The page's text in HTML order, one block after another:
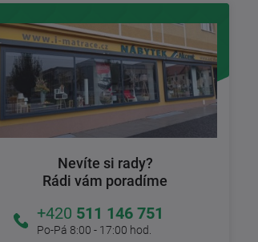
Nevíte si rady?
Rádi vám poradíme
+420 511 146 751
Po-Pá 8:00 - 17:00 hod.